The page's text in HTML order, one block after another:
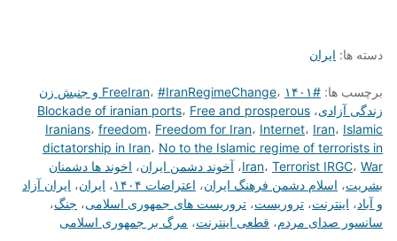
دسته ها: ایران
برچسب ها: #FreeIran ، #IranRegimeChange،
۱۴۰۱ و جنبش زن
زندگی آزادی، Blockade of iranian ports، Free and prosperous
Iranians، freedom، Freedom for Iran، Internet، Iran، Islamic
dictatorship in Iran، No to the Islamic regime of terrorists in
Iran، Terrorist IRGC، War ، آخوند دشمن ایران، اخوند ها دشمنان
بشریت، اسلام دشمن فرهنگ ایران، اعتراضات ۱۴۰۴ ، ایران، ایران آزاد
و آباد، اینترنت، تروریست، تروریست های جمهوری اسلامی، جنگ،
سانسور صدای مردم، قطعی اینترنت، مرگ بر جمهوری اسلامی